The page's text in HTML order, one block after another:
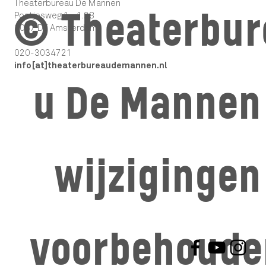
©
u De
wijzigingen
Theaterbureau De Mannen
Postjesweg 1 - 1.28
1057 DT Amsterdam
020-3034721
info[at]theaterbureaudemannen.nl